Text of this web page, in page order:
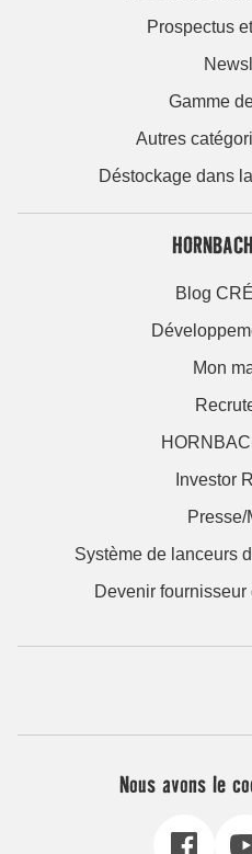
Prospectus
Gamme
Autres
Déstockage dans
Blog
Mon
Investor
Presse/
Système de lanceurs
Devenir
Nous avons le